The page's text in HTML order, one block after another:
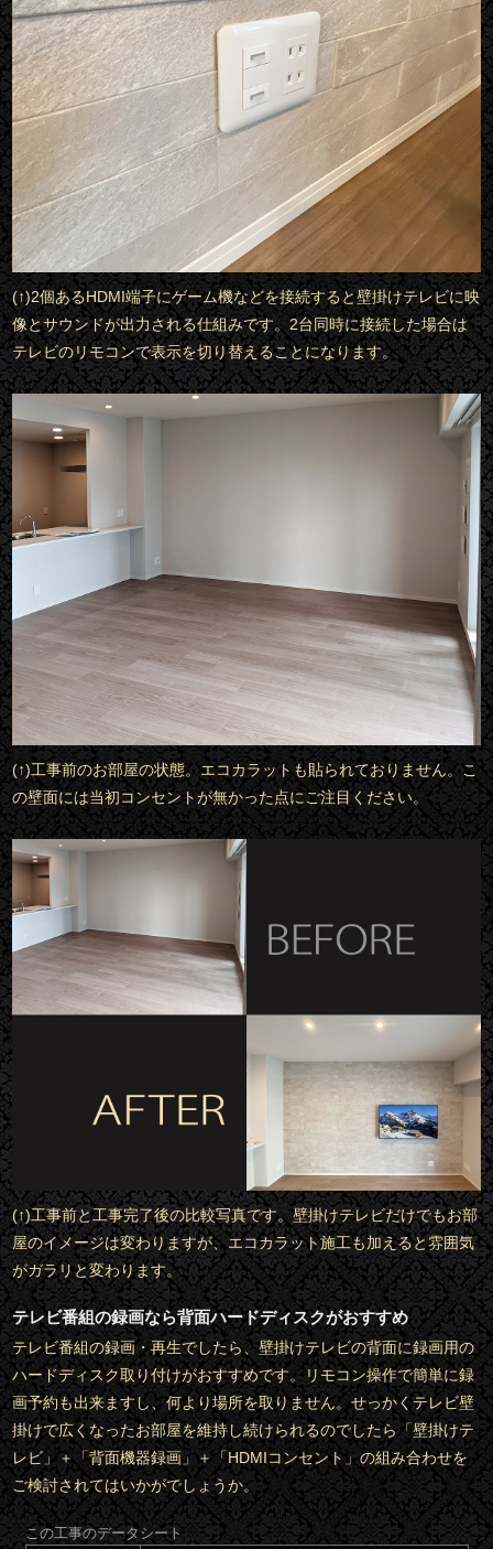
(↑)2個あるHDMI端子にゲーム機などを接続すると壁掛けテレビに映
像とサウンドが出力される仕組みです。2台同時に接続した場合は
テレビのリモコンで表示を切り替えることになります。
(↑)工事前のお部屋の状態。エコカラットも貼られておりません。こ
の壁面には当初コンセントが無かった点にご注目ください。
(↑)工事前と工事完了後の比較写真です。壁掛けテレビだけでもお部
屋のイメージは変わりますが、エコカラット施工も加えると雰囲気
がガラリと変わります。
テレビ番組の録画なら背面ハードディスクがおすすめ
テレビ番組の録画・再生でしたら、壁掛けテレビの背面に録画用の
ハードディスク取り付けがおすすめです。リモコン操作で簡単に録
画予約も出来ますし、何より場所を取りません。せっかくテレビ壁
掛けで広くなったお部屋を維持し続けられるのでしたら「壁掛けテ
レビ」＋「背面機器録画」＋「HDMIコンセント」の組み合わせを
ご検討されてはいかがでしょうか。
この工事のデータシート